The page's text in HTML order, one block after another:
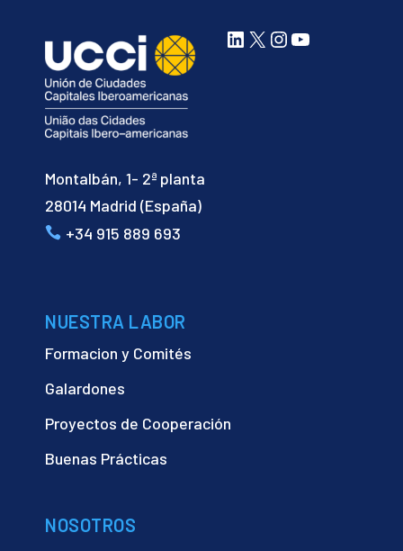
Montalbán, 1- 2ª planta
28014 Madrid (España)
+34 915 889 693
LinkedIn
X Instagram
YouTube
NUESTRA LABOR
Formacion y Comités
Galardones
Proyectos de Cooperación
Buenas Prácticas
NOSOTROS